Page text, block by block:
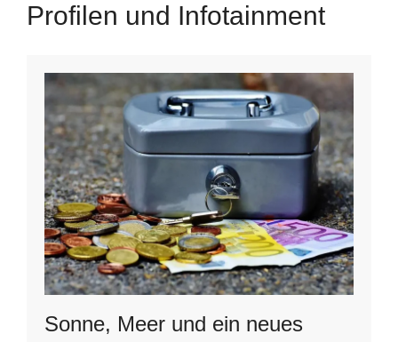
Profilen und Infotainment
Sonne, Meer und ein neues